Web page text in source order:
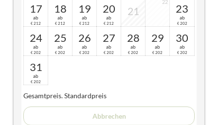
17
ab
€ 212
18
ab
€ 212
19
ab
€ 212
20
ab
€ 212
21
22
23
ab
€ 202
24
ab
€ 202
25
ab
€ 202
26
ab
€ 202
27
ab
€ 202
28
ab
€ 202
29
ab
€ 202
30
ab
€ 202
31
ab
€ 202
Gesamtpreis. Standardpreis
Abbrechen